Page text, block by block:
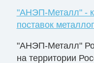
"АНЭП-Металл" -
поставок
"АНЭП-Металл"
на территории